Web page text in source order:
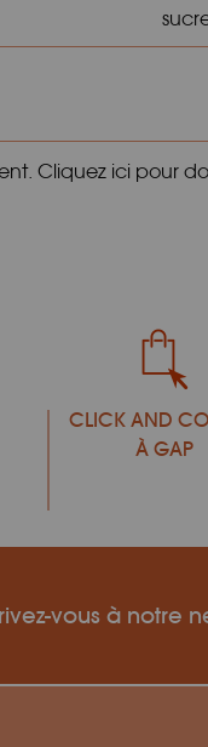
Cliquez ici pour
CLICK AND
À GAP
vous à notre